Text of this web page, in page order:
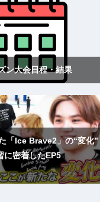
ン大会日程・結果
「Ice Brave2」の“変化”
に密着したEP5